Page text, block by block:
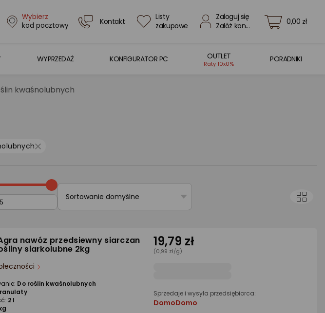
Wybierz
kod pocztowy
Kontakt
Listy
zakupowe
Zaloguj się
Załóż konto
0,00 zł
WYPRZEDAŻ KONFIGURATOR PC OUTLET
Raty 10x0%
PORADNIKI
kwaśnolubnych
Sortowanie domyślne
nawóz przedsiewny siarczan
siarkolubne 2kg
Do roślin kwaśnolubnych
2 l
19,79 zł
(0,99 zł/g)
Sprzedaje i wysyła przedsiębiorca:
DomoDomo